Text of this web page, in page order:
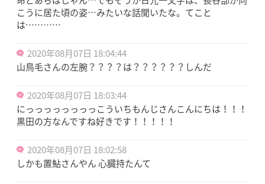
こうに居た頃の姿…みたいな話聞いたな。てこと
は…………
2020年08月07日 18:04:44
山鳥毛さんの左腕？？？？は？？？？？？しんだ
2020年08月07日 18:03:44
にっっっっっっっっこういちもんじさんこんにちは！！！
黒田の方なんですね好きです！！！！！
2020年08月07日 18:02:58
しかも置鮎さんやん 心臓持たんて